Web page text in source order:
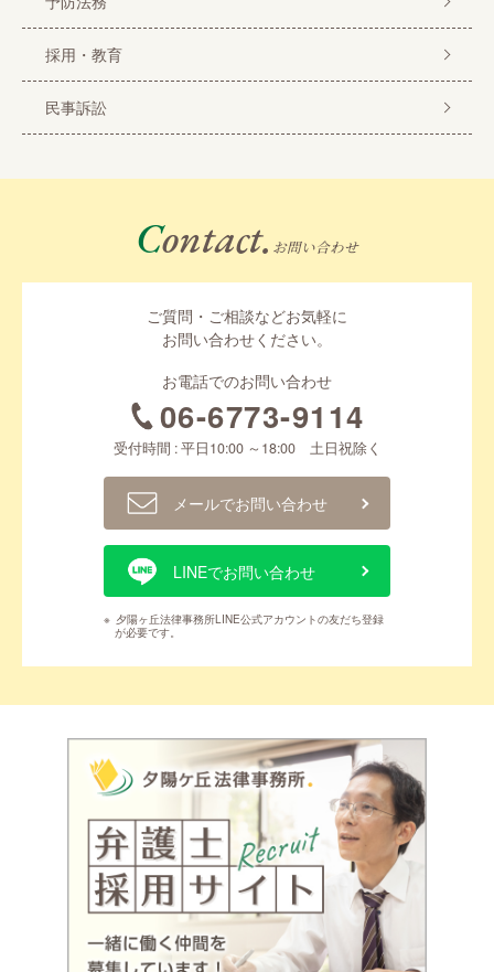
採用・教育
民事訴訟
Contact. お問い合わせ
ご質問・ご相談などお気軽に
お問い合わせください。
お電話でのお問い合わせ
06-6773-9114
受付時間 : 平日10:00 ～18:00 土日祝除く
メールでお問い合わせ
LINEでお問い合わせ
※ 夕陽ヶ丘法律事務所LINE公式アカウントの友だち登録
が必要です。